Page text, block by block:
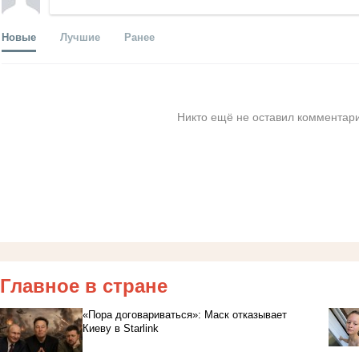
Новые Лучшие Ранее
Никто ещё не оставил
Главное в стране
«Пора договариваться»: Маск отказывает
Киеву в Starlink